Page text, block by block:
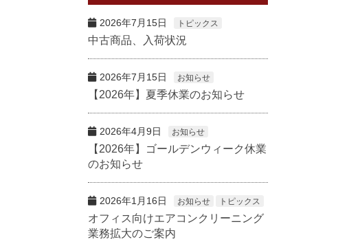
2026年7月15日 トピックス
中古商品、入荷状況
2026年7月15日 お知らせ
【2026年】夏季休業のお知らせ
2026年4月9日 お知らせ
【2026年】ゴールデンウィーク休業
のお知らせ
2026年1月16日 お知らせ トピックス
オフィス向けエアコンクリーニング
業務拡大のご案内